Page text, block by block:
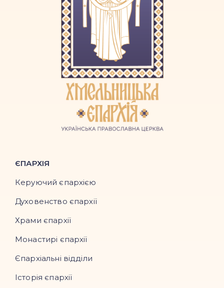
ЄПАРХІЯ
Керуючий єпархією
Духовенство єпархії
Храми єпархії
Монастирі єпархії
Єпархіальні відділи
Історія єпархії